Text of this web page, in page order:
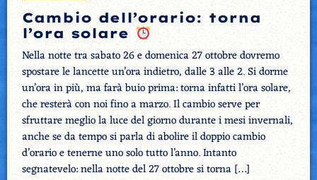
Cambio dell’orario: torna
l’ora solare
Nella notte tra sabato 26 e domenica 27 ottobre dovremo
spostare le lancette un’ora indietro, dalle 3 alle 2. Si dorme
un’ora in più, ma farà buio prima: torna infatti l’ora solare,
che resterà con noi fino a marzo. Il cambio serve per
sfruttare meglio la luce del giorno durante i mesi invernali,
anche se da tempo si parla di abolire il doppio cambio
d’orario e tenerne uno solo tutto l’anno. Intanto
segnatevelo: nella notte del 27 ottobre si torna […]